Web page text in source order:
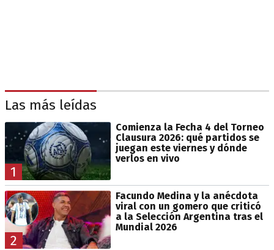
Las más leídas
1
Comienza la Fecha 4 del Torneo
Clausura 2026: qué partidos se
juegan este viernes y dónde
verlos en vivo
2
Facundo Medina y la anécdota
viral con un gomero que criticó
a la Selección Argentina tras el
Mundial 2026